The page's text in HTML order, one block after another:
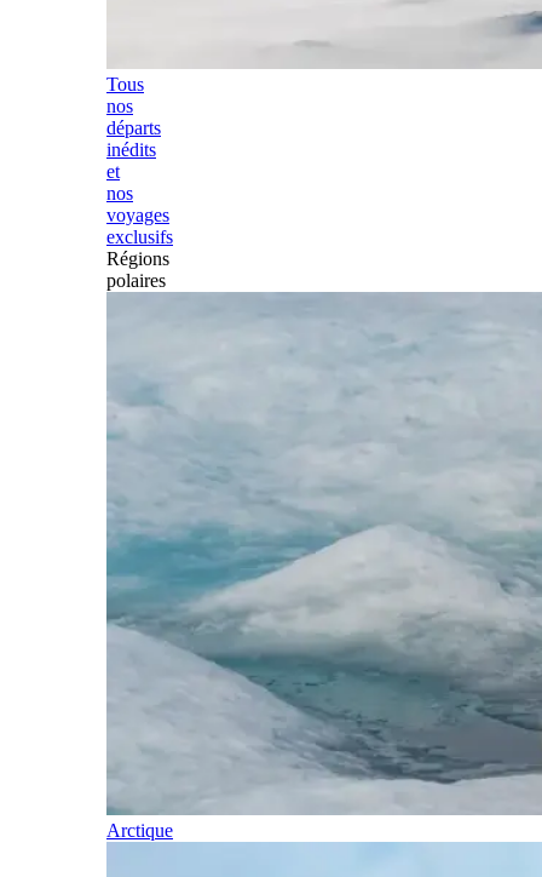
Tous
nos
départs
inédits
et
nos
voyages
exclusifs
Régions
polaires
Arctique